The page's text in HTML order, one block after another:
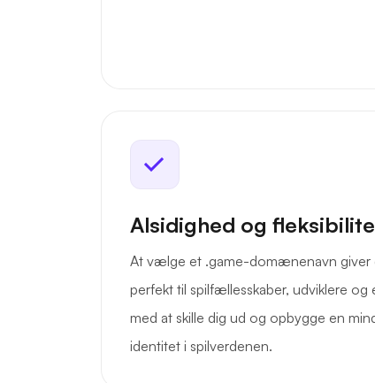
Alsidighed og
At vælge et .game-domænenavn giver
perfekt til spilfællesskaber, udviklere
med at skille dig ud og opbygge en
identitet i spilverdenen.